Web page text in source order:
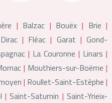
Balzac Bouëx
Brie
Dirac Fléac Garat
Gond-
La Couronne
Linars
Mouthiers-sur-Boëme
Roullet-Saint-Estèphe
Saint-Saturnin
Saint-Yrieix-